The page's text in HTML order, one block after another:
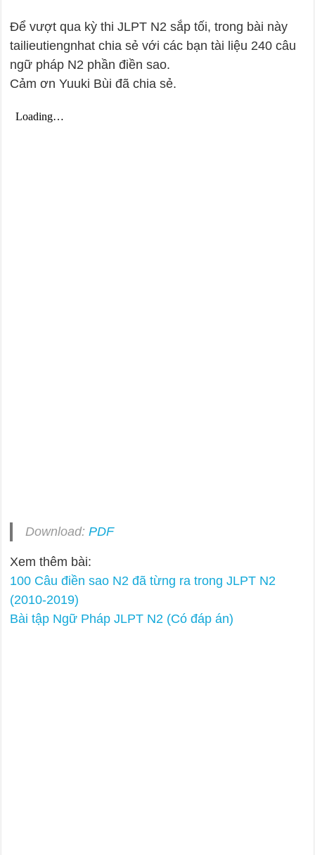
Để vượt qua kỳ thi JLPT N2 sắp tối, trong bài này
tailieutiengnhat chia sẻ với các bạn tài liệu 240 câu
ngữ pháp N2 phần điền sao.
Cảm ơn Yuuki Bùi đã chia sẻ.
Download:PDF
Xem thêm bài:
100 Câu điền sao N2 đã từng ra trong JLPT N2
(2010-2019)
Bài tập Ngữ Pháp JLPT N2 (Có đáp án)